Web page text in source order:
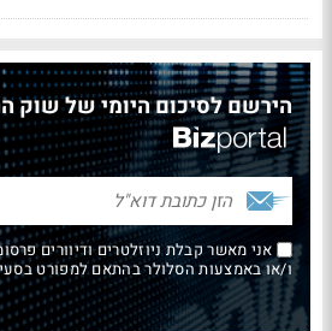
הירשם לסיכום היומי של שוק
אני מאשר קבלת ניוזלטרים ודיוורים
ו/או באמצעות הסלולר בהתאם למפורט בסעיף 10 בתנאי